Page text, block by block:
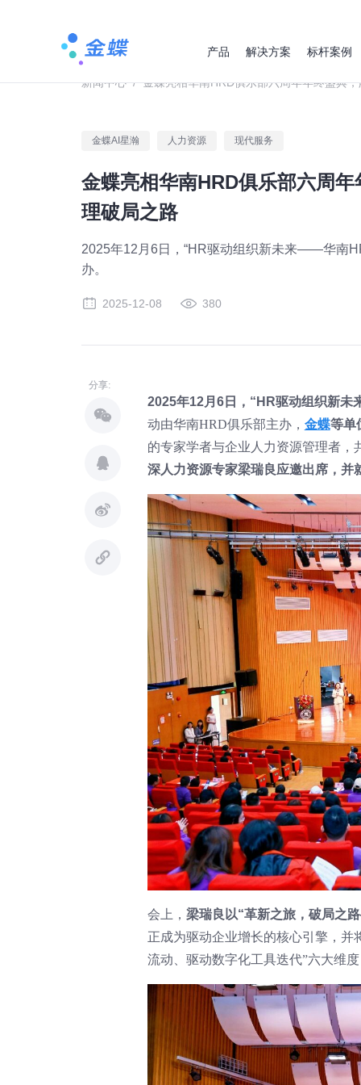
产品 解决方案 标杆案例
新闻中心 / 金蝶亮相华南HRD俱乐部六周年年终盛典
金蝶AI星瀚 人力资源 现代服务
金蝶亮相华南HRD俱乐部六周
理破局之路
2025年12月6日，“HR驱动组织新未来——华南
办。
2025-12-08 380
分享:
2025年12月6日，“HR驱动组织新
动由华南HRD俱乐部主办， 金蝶等单
的专家学者与企业人力资源管理者
深人力资源专家梁瑞良应邀出席，
会上， 梁瑞良以“革新之旅，破局之
正成为驱动企业增长的核心引擎，并
流动、驱动数字化工具迭代”六大维